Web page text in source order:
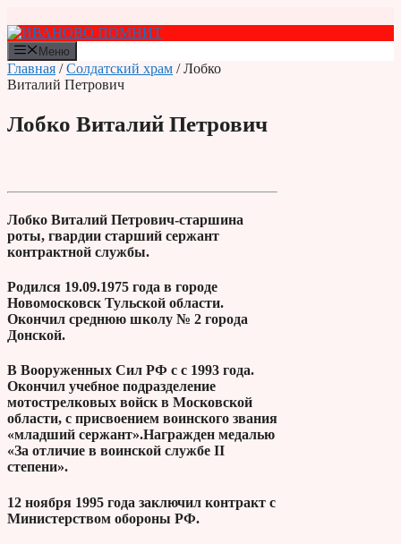
к
содержимому
Меню
Главная /Солдатский храм / Лобко
Виталий Петрович
Лобко Виталий Петрович
Лобко Виталий Петрович-старшина
роты, гвардии старший сержант
контрактной службы.
Родился 19.09.1975 года в городе
Новомосковск Тульской области.
Окончил среднюю школу № 2 города
Донской.
В Вооруженных Сил РФ с с 1993 года.
Окончил учебное подразделение
мотострелковых войск в Московской
области, с присвоением воинского звания
«младший сержант».Награжден медалью
«За отличие в воинской службе II
степени».
12 ноября 1995 года заключил контракт с
Министерством обороны РФ.